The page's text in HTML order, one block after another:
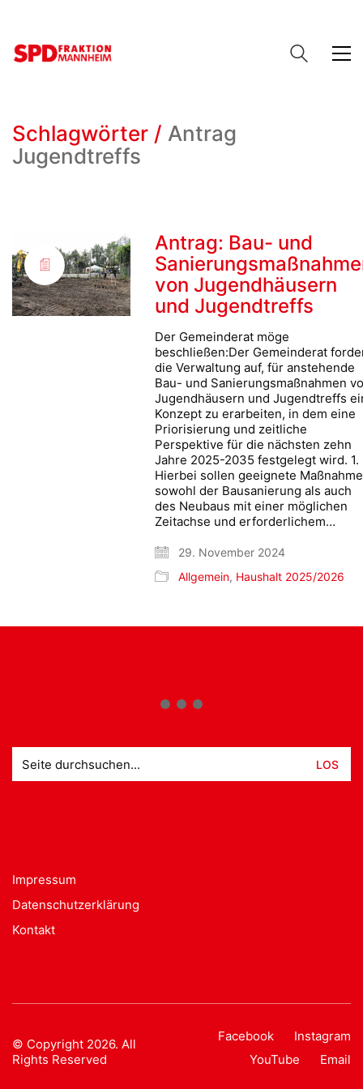
Schlagwörter / Antrag
Jugendtreffs
Antrag: Bau- und
von Jugendhäusern
und Jugendtreffs
Der Gemeinderat möge
beschließen:Der Gemeinderat
die Verwaltung auf, für anstehende
Bau- und Sanierungsmaßnahmen
Jugendhäusern und Jugendtreffs
Konzept zu erarbeiten, in dem eine
Priorisierung und zeitliche
Perspektive für die nächsten zehn
Jahre 2025-2035 festgelegt wird. 1.
Hierbei sollen geeignete
sowohl der Bausanierung als auch
des Neubaus mit einer möglichen
Zeitachse und erforderlichem…
29. November 2024
Allgemein, Haushalt 2025/2026
nach:
Impressum
Datenschutzerklärung
Kontakt
Facebook
Instagram
YouTube
Email
© Copyright 2026. All
Rights Reserved